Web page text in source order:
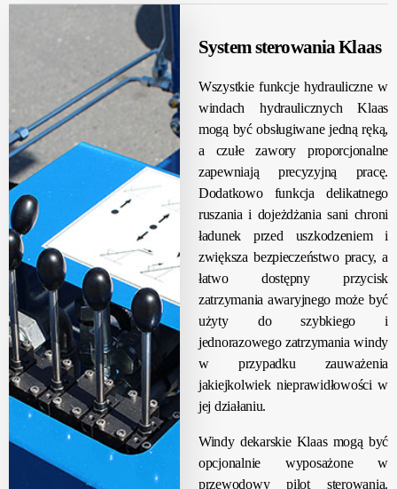
System sterowania Klaas
Wszystkie funkcje hydrauliczne w
windach hydraulicznych Klaas
mogą być obsługiwane jedną ręką,
a czułe zawory proporcjonalne
zapewniają precyzyjną pracę.
Dodatkowo funkcja delikatnego
ruszania i dojeżdżania sani chroni
ładunek przed uszkodzeniem i
zwiększa bezpieczeństwo pracy, a
łatwo dostępny przycisk
zatrzymania awaryjnego może być
użyty do szybkiego i
jednorazowego zatrzymania windy
w przypadku zauważenia
jakiejkolwiek nieprawidłowości w
jej działaniu.
Windy dekarskie Klaas mogą być
opcjonalnie wyposażone w
przewodowy pilot sterowania.